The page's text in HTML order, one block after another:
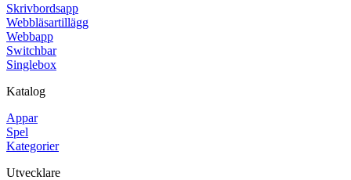
Skrivbordsapp
Webbläsartillägg
Webbapp
Switchbar
Singlebox
Katalog
Appar
Spel
Kategorier
Utvecklare